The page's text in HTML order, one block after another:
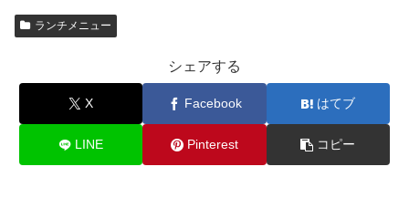
ランチメニュー
シェアする
X Facebook はてブ
LINE Pinterest コピー